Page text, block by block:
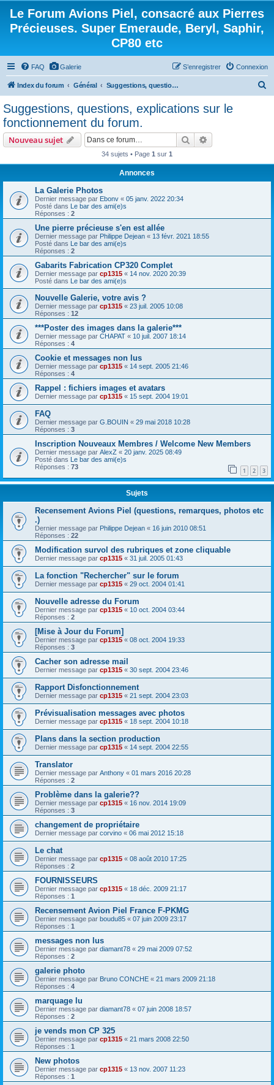
Le Forum Avions Piel, consacré aux Pierres
Précieuses. Super Emeraude, Beryl, Saphir,
CP80 etc
FAQ Galerie Connexion
S’enregistrer
Index du forum Général Suggestions, questions, explications sur le fonctionnement du forum.
r
Suggestions, questions, explications sur le
fonctionnement du forum.
Nouveau sujet Rechercher
34 sujets • Page 1 sur 1
Annonces
La Galerie Photos
Dernier message par Ebonv « 05 janv. 2022 20:34
Posté dans Le bar des ami(e)s
Réponses : 2
Une pierre précieuse s'en est allée
Dernier message par Philippe Dejean « 13 févr. 2021 18:55
Posté dans Le bar des ami(e)s
Réponses : 2
Gabarits Fabrication CP320 Complet
Dernier message par cp1315 « 14 nov. 2020 20:39
Posté dans Le bar des ami(e)s
Nouvelle Galerie, votre avis ?
Dernier message par cp1315 « 23 juil. 2005 10:08
Réponses : 12
***Poster des images dans la galerie***
Dernier message par CHAPAT « 10 juil. 2007 18:14
Réponses : 4
Cookie et messages non lus
Dernier message par cp1315 « 14 sept. 2005 21:46
Réponses : 4
Rappel : fichiers images et avatars
Dernier message par cp1315 « 15 sept. 2004 19:01
FAQ
Dernier message par G.BOUIN « 29 mai 2018 10:28
Réponses : 3
Inscription Nouveaux Membres / Welcome New Members
Dernier message par AlexZ « 20 janv. 2025 08:49
Posté dans Le bar des ami(e)s
Réponses : 73 1 2 3
Sujets
Recensement Avions Piel (questions, remarques, photos etc
.)
Dernier message par Philippe Dejean « 16 juin 2010 08:51
Réponses : 22
Modification survol des rubriques et zone cliquable
Dernier message par cp1315 « 31 juil. 2005 01:43
La fonction "Rechercher" sur le forum
Dernier message par cp1315 « 29 oct. 2004 01:41
Nouvelle adresse du Forum
Dernier message par cp1315 « 10 oct. 2004 03:44
Réponses : 2
[Mise à Jour du Forum]
Dernier message par cp1315 « 08 oct. 2004 19:33
Réponses : 3
Cacher son adresse mail
Dernier message par cp1315 « 30 sept. 2004 23:46
Rapport Disfonctionnement
Dernier message par cp1315 « 21 sept. 2004 23:03
Prévisualisation messages avec photos
Dernier message par cp1315 « 18 sept. 2004 10:18
Plans dans la section production
Dernier message par cp1315 « 14 sept. 2004 22:55
Translator
Dernier message par Anthony « 01 mars 2016 20:28
Réponses : 2
Problème dans la galerie??
Dernier message par cp1315 « 16 nov. 2014 19:09
Réponses : 3
changement de propriétaire
Dernier message par corvino « 06 mai 2012 15:18
Le chat
Dernier message par cp1315 « 08 août 2010 17:25
Réponses : 2
FOURNISSEURS
Dernier message par cp1315 « 18 déc. 2009 21:17
Réponses : 1
Recensement Avion Piel France F-PKMG
Dernier message par boudu85 « 07 juin 2009 23:17
Réponses : 1
messages non lus
Dernier message par diamant78 « 29 mai 2009 07:52
Réponses : 2
galerie photo
Dernier message par Bruno CONCHE « 21 mars 2009 21:18
Réponses : 4
marquage lu
Dernier message par diamant78 « 07 juin 2008 18:57
Réponses : 2
je vends mon CP 325
Dernier message par cp1315 « 21 mars 2008 22:50
Réponses : 1
New photos
Dernier message par cp1315 « 13 nov. 2007 11:23
Réponses : 1